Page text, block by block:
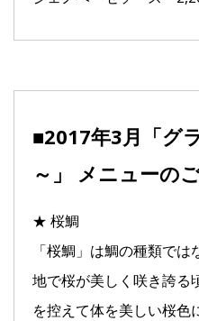
■2017年3月「グ
～」 メニューの
★ 桜鯛
「桜鯛」は鯛の種類で
地で桜が美しく咲き誇る
を控えて体を美しい桜色